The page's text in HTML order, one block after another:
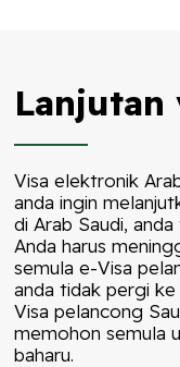
Lanjutan
Visa elektronik
anda ingin
di Arab Saudi,
Anda harus
semula e-Visa
anda tidak pergi
Visa pelancong
memohon semula
baharu.